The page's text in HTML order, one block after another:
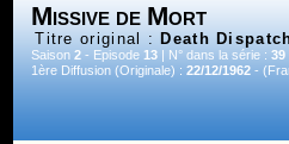
Missive de Mort
Titre original : Death
Saison2 - Episode13 | N° dans la série :39
1ère Diffusion (Originale) :22/12/1962 -